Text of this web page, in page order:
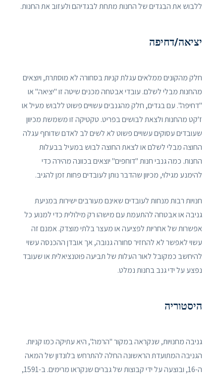
ללבוש את הבגדים של החנות מתחת לבגדיהם ולעזוב את החנות.
יציאה/דחיפה
חלק מהקונים ממלאים עגלת קניות בסחורה לא מוסתרת, ויוצאים
מהחנות מבלי לשלם. עובדי אבטחה מכנים שיטה זו "יציאה" או
"דחיפה". עם בגדים, חלק מהגנבים עשויים פשוט ללבוש מעיל או
ז'קט מהחנות ולצאת לבושים בפריט. טקטיקה זו משמשת מכיוון
שעובדים עסוקים עשויים פשוט לא לשים לב לאדם שדוחף עגלה
החוצה מבלי לשלם או לצאת החוצה לבוש במעיל בבעלות
החנות. כמה גנבי חנות "דוחפים" יוצאים בכוונה מהירה כדי
להימנע מגילוי, מכיוון שהדבר נותן לעובדים פחות זמן להגיב.
חנויות רבות מנחות לעובדים שאינם מעורבים ישירות במניעת
גניבה או אבטחה להתעמת עם מישהו רק מילולית כדי למנוע כל
אפשרות של אחריות לפציעה או מעצר בלתי מוצדק. אמנם זה
עשוי לאפשר לא להחזיר סחורה גנובה, אך אובדן ההכנסה עשוי
להיחשב כמקובל לאור העלות של תביעה פוטנציאלית או שעובד
נפצע על ידי גנב בחנות נמלט.
היסטוריה
גניבה מחנויות, שנקראה במקור "הרמה", היא עתיקה כמו קניות.
הגניבה המתועדת הראשונה החלה להתרחש בלונדון של המאה
ה-16, ובוצעה על ידי קבוצות של גברים שנקראו מרימים. ב-1591,